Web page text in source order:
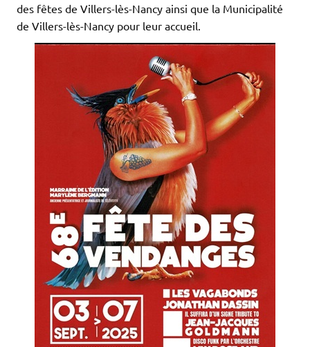
des fêtes de Villers-lès-Nancy ainsi que la Municipalité
de Villers-lès-Nancy pour leur accueil.